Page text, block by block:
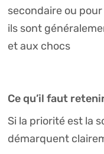
secondaire ou
ils sont
et aux chocs
Ce qu’il faut
Si la priorité est la
démarquent